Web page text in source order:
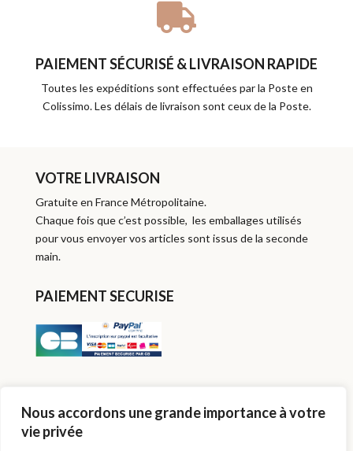
Nous accordons une grande importance à votre
vie privée

PAIEMENT SÉCURISÉ & LIVRAISON RAPIDE
Toutes les expéditions sont effectuées par la Poste en
Colissimo. Les délais de livraison sont ceux de la Poste.
VOTRE LIVRAISON
Gratuite en France Métropolitaine.
Chaque fois que c’est possible, les emballages utilisés
pour vous envoyer vos articles sont issus de la seconde
main.
PAIEMENT SECURISE